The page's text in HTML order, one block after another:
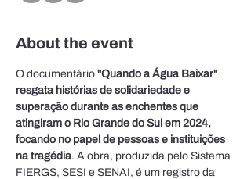
About the event
O documentário "Quando a Água Baixar"
resgata histórias de solidariedade e
superação durante as enchentes que
atingiram o Rio Grande do Sul em 2024,
focando no papel de pessoas e instituições
na tragédia. A obra, produzida pelo Sistema
FIERGS, SESI e SENAI, é um registro da